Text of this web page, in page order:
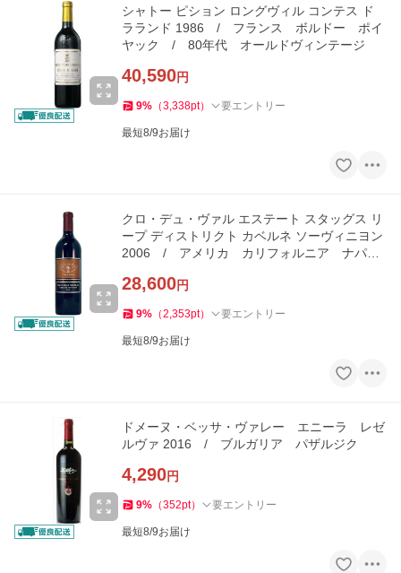
シャトー ピション ロングヴィル コンテス ド
ラランド 1986 / フランス ボルドー ポイ
ヤック / 80年代 オールドヴィンテージ
40,590円
9% （3,338pt） 要エントリー
最短8/9お届け
クロ・デュ・ヴァル エステート スタッグス リ
ープ ディストリクト カベルネ ソーヴィニヨン
2006 / アメリカ カリフォルニア ナパ・
28,600円
9% （2,353pt） 要エントリー
最短8/9お届け
ドメーヌ・ベッサ・ヴァレー エニーラ レゼ
ルヴァ 2016 / ブルガリア パザルジク
4,290円
9% （352pt） 要エントリー
最短8/9お届け